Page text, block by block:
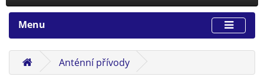
Menu
Anténní přívody